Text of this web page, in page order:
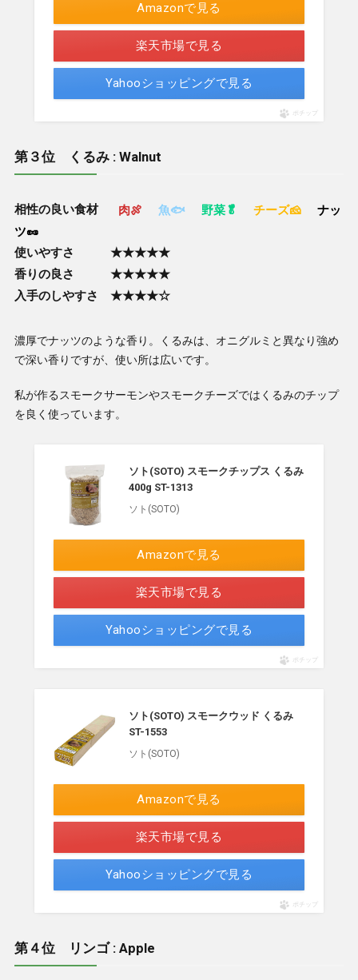
Amazonで見る
楽天市場で見る
Yahooショッピングで見る
ポチップ
第３位 くるみ : Walnut
相性の良い食材 肉🍖 魚🐟 野菜🥬 チーズ🧀
ナッ
ツ🥜
使いやすさ ★★★★★
香りの良さ ★★★★★
入手のしやすさ ★★★★☆
濃厚でナッツのような香り。くるみは、オニグルミと異なり強め
で深い香りですが、使い所は広いです。
私が作るスモークサーモンやスモークチーズではくるみのチップ
を良く使っています。
ソト(SOTO) スモークチップス くるみ
400g ST-1313
ソト(SOTO)
Amazonで見る
楽天市場で見る
Yahooショッピングで見る
ポチップ
ソト(SOTO) スモークウッド くるみ
ST-1553
ソト(SOTO)
Amazonで見る
楽天市場で見る
Yahooショッピングで見る
ポチップ
第４位 リンゴ : Apple